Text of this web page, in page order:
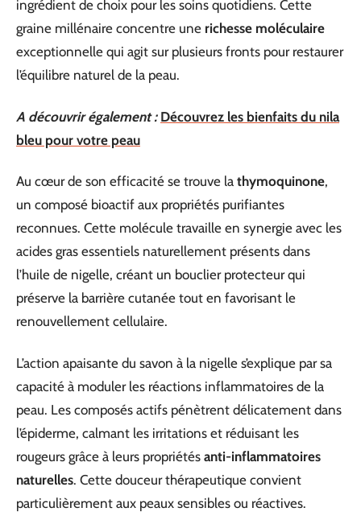
ingrédient de choix pour les soins quotidiens. Cette
graine millénaire concentre une richesse moléculaire
exceptionnelle qui agit sur plusieurs fronts pour restaurer
l’équilibre naturel de la peau.
A découvrir également : Découvrez les bienfaits du nila
bleu pour votre peau
Au cœur de son efficacité se trouve la thymoquinone,
un composé bioactif aux propriétés purifiantes
reconnues. Cette molécule travaille en synergie avec les
acides gras essentiels naturellement présents dans
l’huile de nigelle, créant un bouclier protecteur qui
préserve la barrière cutanée tout en favorisant le
renouvellement cellulaire.
L’action apaisante du savon à la nigelle s’explique par sa
capacité à moduler les réactions inflammatoires de la
peau. Les composés actifs pénètrent délicatement dans
l’épiderme, calmant les irritations et réduisant les
rougeurs grâce à leurs propriétés anti-inflammatoires
naturelles. Cette douceur thérapeutique convient
particulièrement aux peaux sensibles ou réactives.